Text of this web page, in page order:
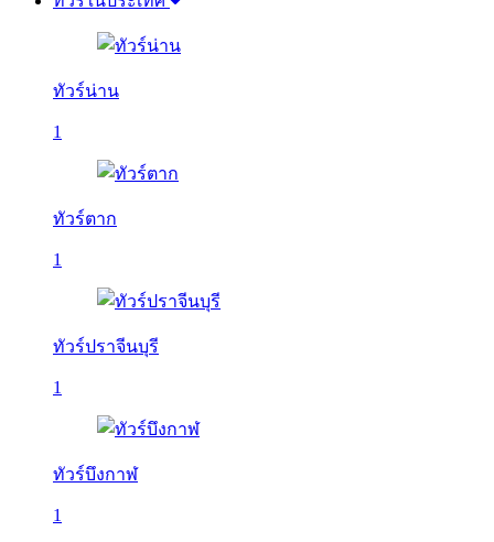
ทัวร์น่าน
1
ทัวร์ตาก
1
ทัวร์ปราจีนบุรี
1
ทัวร์บึงกาฬ
1